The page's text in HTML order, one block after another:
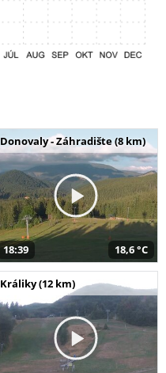
Donovaly - Záhradište (8 km)
18:39 18,6 °C
Králiky (12 km)